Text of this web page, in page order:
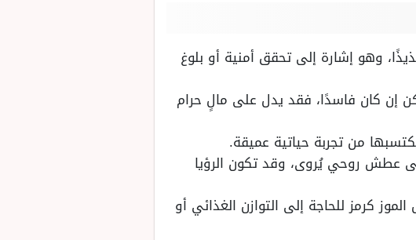
وهو إشارة إلى تحقق أمنية أو بلوغ
إن كان فاسدًا، فقد يدل على مالٍ حرام
من تجربة حياتية عميقة.
عطش روحي يُروى، وقد تكون الرؤيا
كرمز للحاجة إلى التوازن الغذائي أو